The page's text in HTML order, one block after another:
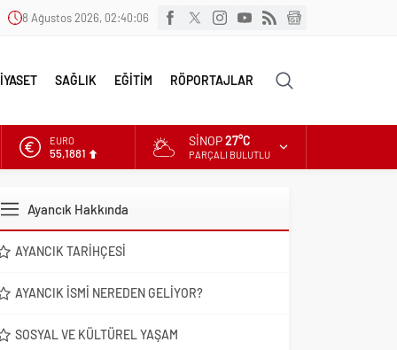
8 Ağustos 2026, 02:40:08
SAĞLIK EĞİTİM RÖPORTAJLAR
ALTIN
6.660,55
EURO
SINOP27°C
PARÇALI BULUTLU
Ayancık Hakkında
AYANCIK TARIHÇESI
AYANCIK İSMI NEREDEN GELIYOR?
SOSYAL VE KÜLTÜREL YAŞAM